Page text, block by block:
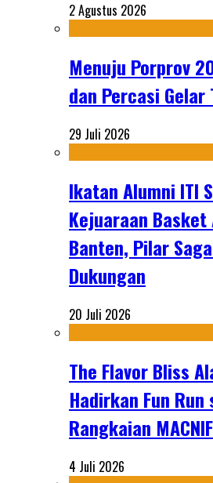
2 Agustus 2026
Menuju Porprov
dan Percasi
29 Juli 2026
Ikatan Alumni ITI
Kejuaraan Basket
Banten, Pilar
Dukungan
20 Juli 2026
The Flavor Bliss
Hadirkan Fun Run
Rangkaian
4 Juli 2026